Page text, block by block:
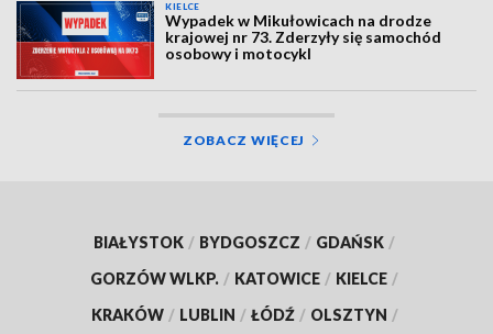
KIELCE
Wypadek w Mikułowicach na drodze
krajowej nr 73. Zderzyły się samochód
osobowy i motocykl
ZOBACZ WIĘCEJ
BIAŁYSTOK / BYDGOSZCZ / GDAŃSK /
GORZÓW WLKP. / KATOWICE / KIELCE /
KRAKÓW / LUBLIN / ŁÓDŹ / OLSZTYN /